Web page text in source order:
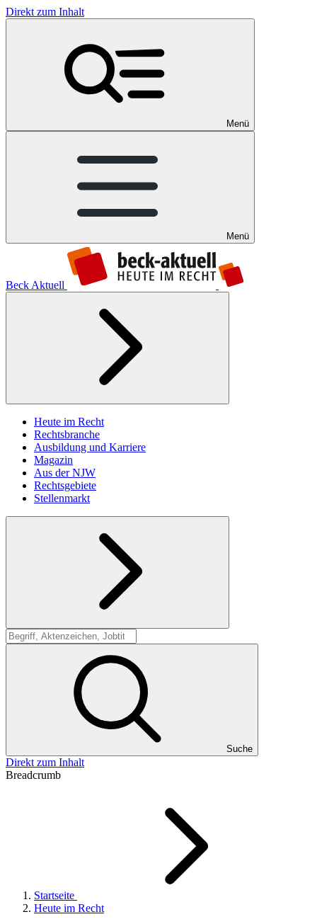
Direkt zum Inhalt
Menü
Menü
Beck Aktuell
Heute im Recht
Rechtsbranche
Ausbildung und Karriere
Magazin
Aus der NJW
Rechtsgebiete
Stellenmarkt
Suche
Suche
Direkt zum Inhalt
Breadcrumb
Startseite
Heute im Recht